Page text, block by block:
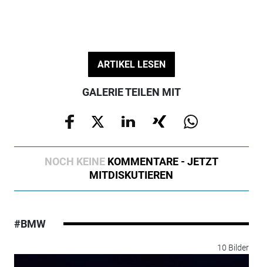
ARTIKEL LESEN
GALERIE TEILEN MIT
NOCH KEINE KOMMENTARE - JETZT
MITDISKUTIEREN
#BMW
10 Bilder